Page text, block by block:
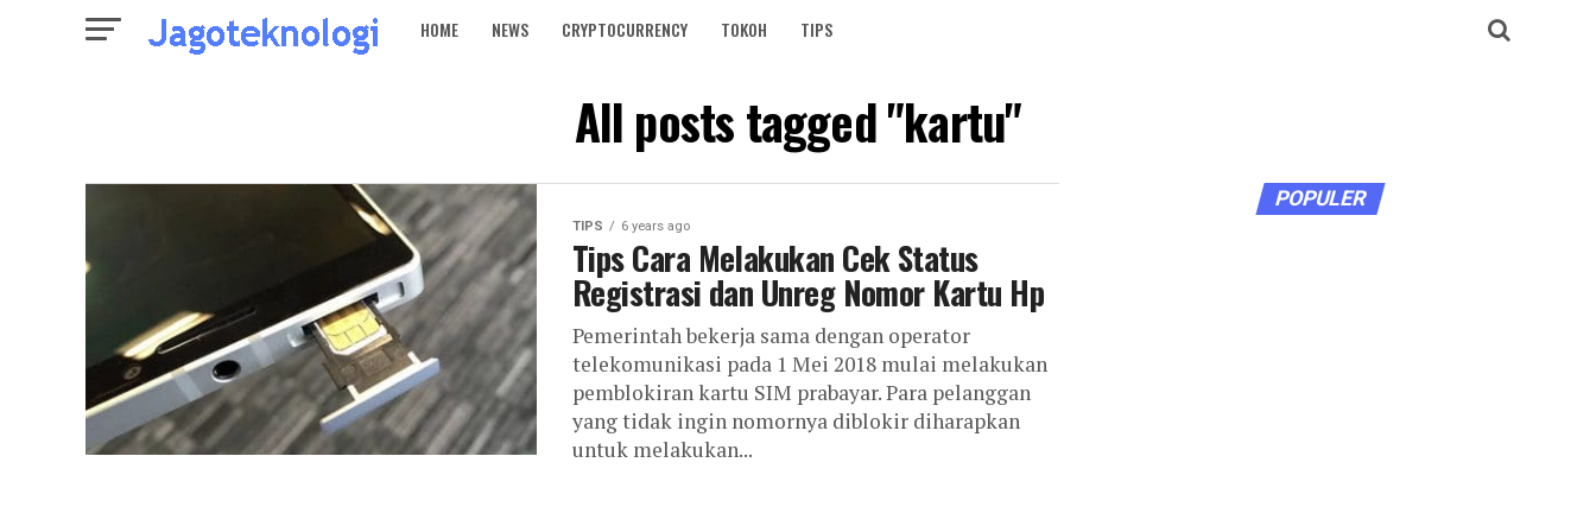
HOME NEWS CRYPTOCURRENCY TOKOH TIPS
All posts tagged "kartu"
TIPS 6 years ago
Tips Cara Melakukan Cek Status
Registrasi dan Unreg Nomor Kartu Hp
Pemerintah bekerja sama dengan operator
telekomunikasi pada 1 Mei 2018 mulai melakukan
pemblokiran kartu SIM prabayar. Para pelanggan
yang tidak ingin nomornya diblokir diharapkan
untuk melakukan...
POPULER